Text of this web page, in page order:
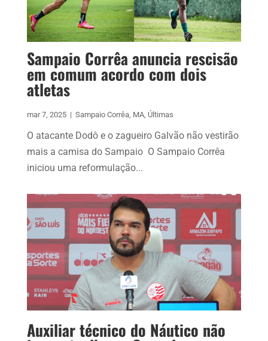
Sampaio Corrêa anuncia rescisão
em comum acordo com dois
atletas
mar 7, 2025 | Sampaio Corrêa, MA, Últimas
O atacante Dodô e o zagueiro Galvão não vestirão
mais a camisa do Sampaio O Sampaio Corrêa
iniciou uma reformulação...
Auxiliar técnico do Náutico não